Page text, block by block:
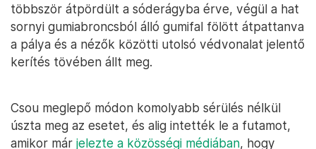
többször átpördült a sóderágyba érve, végül a hat
sornyi gumiabroncsból álló gumifal fölött átpattanva
a pálya és a nézők közötti utolsó védvonalat jelentő
kerítés tövében állt meg.
Csou meglepő módon komolyabb sérülés nélkül
úszta meg az esetet, és alig intették le a futamot,
amikor már jelezte a közösségi médiában, hogy